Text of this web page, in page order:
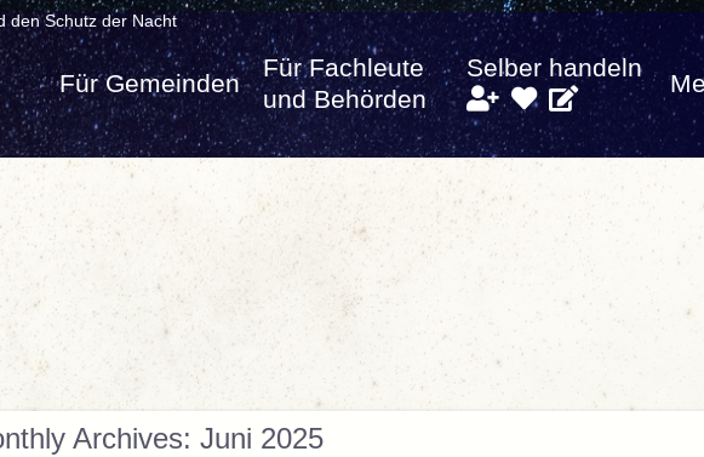
den Schutz der Nacht
Für Gemeinden
Für Fachleute
und Behörden
Selber handeln
Archives: Juni 2025